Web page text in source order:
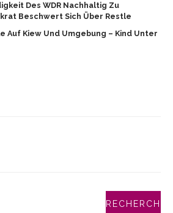
Des WDR Nachhaltig Zu
Beschwert Sich Über Restle
Auf Kiew Und Umgebung – Kind Unter